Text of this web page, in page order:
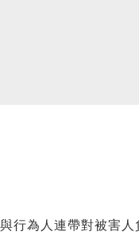
為人連帶對被害人